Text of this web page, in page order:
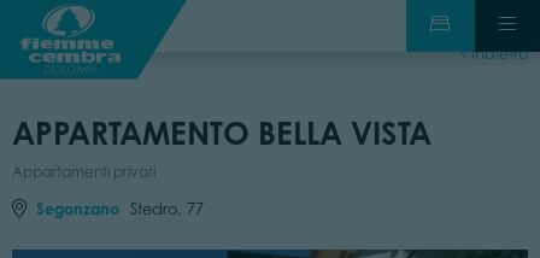
indietro
APPARTAMENTO BELLA VISTA
Appartamenti privati
Segonzano Stedro, 77